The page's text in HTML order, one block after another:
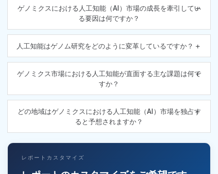
ゲノミクスにおける人工知能（AI）市場の成長を牽引してい
る要因は何ですか？
人工知能はゲノム研究をどのように変革しているですか？
ゲノミクス市場における人工知能が直面する主な課題は何で
すか？
どの地域はゲノミクスにおける人工知能（AI）市場を独占す
ると予想されますか？
レポートカスタマイズ